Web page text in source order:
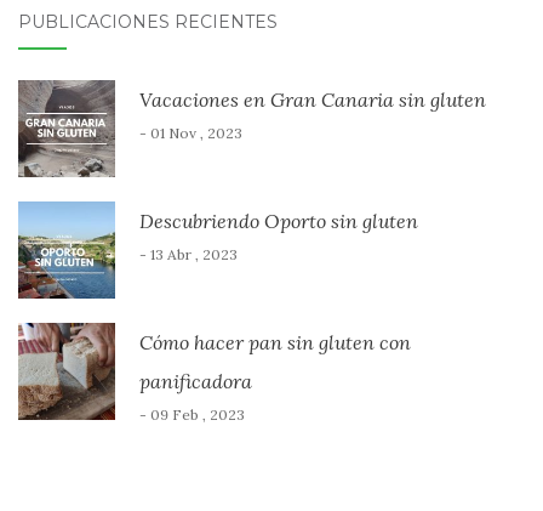
PUBLICACIONES RECIENTES
Vacaciones en Gran Canaria sin gluten
- 01 Nov , 2023
Descubriendo Oporto sin gluten
- 13 Abr , 2023
Cómo hacer pan sin gluten con
panificadora
- 09 Feb , 2023